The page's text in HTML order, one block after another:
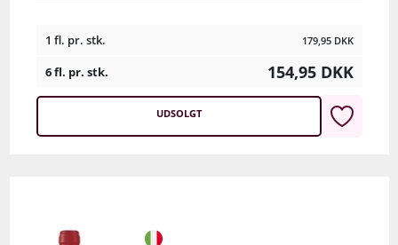
1 fl. pr. stk. 179,95 DKK
6 fl. pr. stk. 154,95 DKK
UDSOLGT